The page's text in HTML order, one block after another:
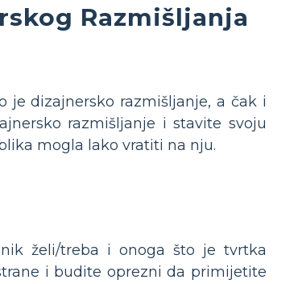
Razmišljanja
dizajnersko razmišljanje, a čak i
razmišljanje i stavite svoju
mogla lako vratiti na nju.
želi/treba i onoga što je tvrtka
i budite oprezni da primijetite